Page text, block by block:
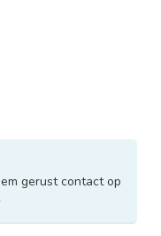
gerust contact op